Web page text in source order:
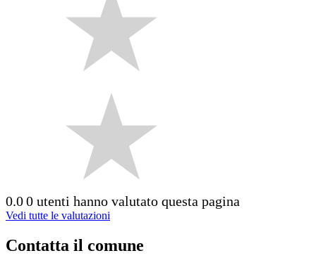
0.00 utenti hanno valutato questa pagina
Vedi tutte le valutazioni
Contatta il comune